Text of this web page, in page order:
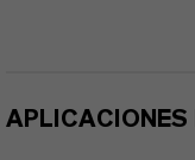
APLICACIONES